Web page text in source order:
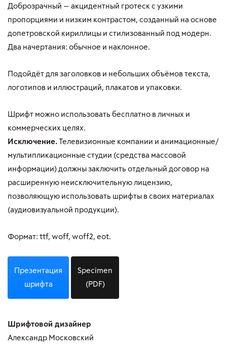
Доброзрачный — акцидентный гротеск с узкими
пропорциями и низким контрастом, созданный на основе
допетровской кириллицы и стилизованный под модерн.
Два начертания: обычное и наклонное.
Подойдёт для заголовков и небольших объёмов текста,
логотипов и иллюстраций, плакатов и упаковки.
Шрифт можно использовать бесплатно в личных и
коммерческих целях.
Исключение.Телевизионные компании и анимационные/
мультипликационные студии (средства массовой
информации) должны заключить отдельный договор на
расширенную неисключительную лицензию,
позволяющую использовать шрифты в своих материалах
(аудиовизуальной продукции).
Формат: ttf, woff, woff2, eot.
Презентация
шрифта
Specimen
(PDF)
Шрифтовой дизайнер
Александр Московский